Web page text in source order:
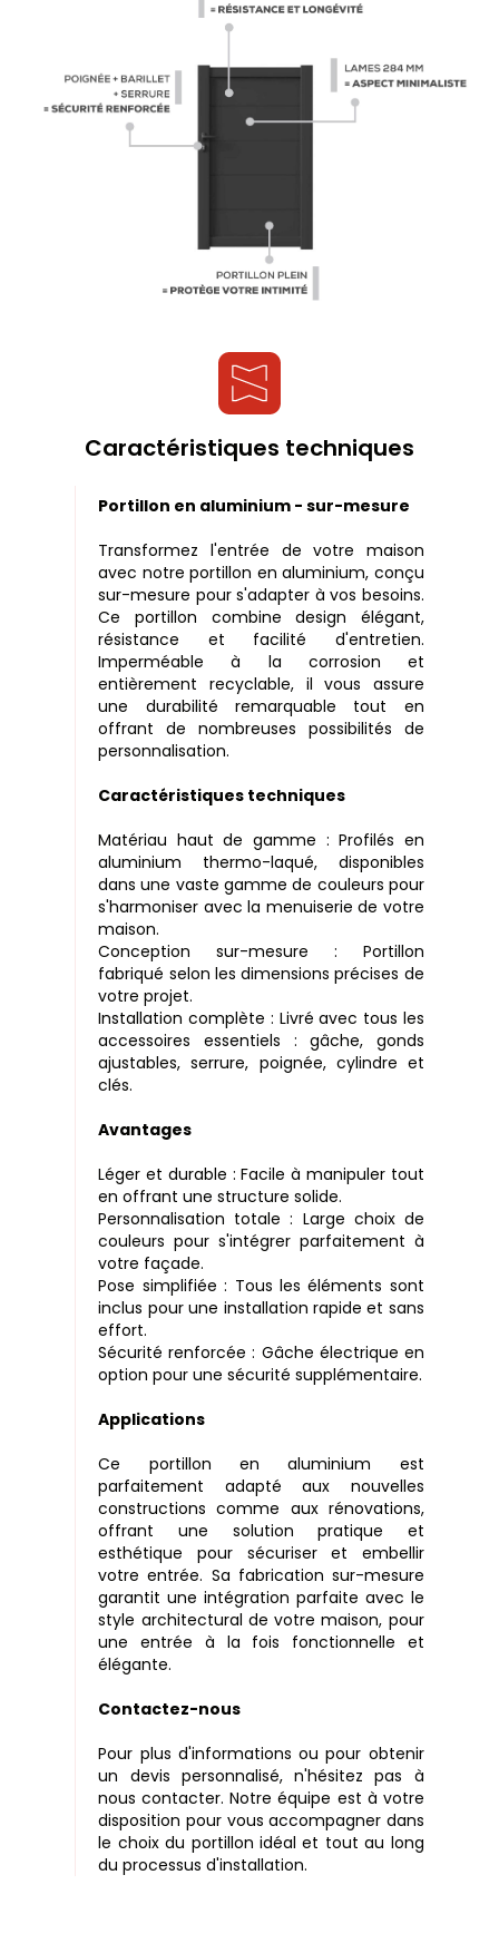
Caractéristiques techniques
Portillon en aluminium - sur-mesure
Transformez l'entrée de votre maison
avec notre portillon en aluminium, conçu
sur-mesure pour s'adapter à vos besoins.
Ce portillon combine design élégant,
résistance et facilité d'entretien.
Imperméable à la corrosion et
entièrement recyclable, il vous assure
une durabilité remarquable tout en
offrant de nombreuses possibilités de
personnalisation.
Caractéristiques techniques
Matériau haut de gamme : Profilés en
aluminium thermo-laqué, disponibles
dans une vaste gamme de couleurs pour
s'harmoniser avec la menuiserie de votre
maison.
Conception sur-mesure : Portillon
fabriqué selon les dimensions précises de
votre projet.
Installation complète : Livré avec tous les
accessoires essentiels : gâche, gonds
ajustables, serrure, poignée, cylindre et
clés.
Avantages
Léger et durable : Facile à manipuler tout
en offrant une structure solide.
Personnalisation totale : Large choix de
couleurs pour s'intégrer parfaitement à
votre façade.
Pose simplifiée : Tous les éléments sont
inclus pour une installation rapide et sans
effort.
Sécurité renforcée : Gâche électrique en
option pour une sécurité supplémentaire.
Applications
Ce portillon en aluminium est
parfaitement adapté aux nouvelles
constructions comme aux rénovations,
offrant une solution pratique et
esthétique pour sécuriser et embellir
votre entrée. Sa fabrication sur-mesure
garantit une intégration parfaite avec le
style architectural de votre maison, pour
une entrée à la fois fonctionnelle et
élégante.
Contactez-nous
Pour plus d'informations ou pour obtenir
un devis personnalisé, n'hésitez pas à
nous contacter. Notre équipe est à votre
disposition pour vous accompagner dans
le choix du portillon idéal et tout au long
du processus d'installation.